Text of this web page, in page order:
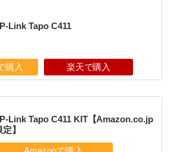
Link Tapo C411
購入 楽天で購入
Link Tapo C411 KIT【Amazon.co.jp
定】